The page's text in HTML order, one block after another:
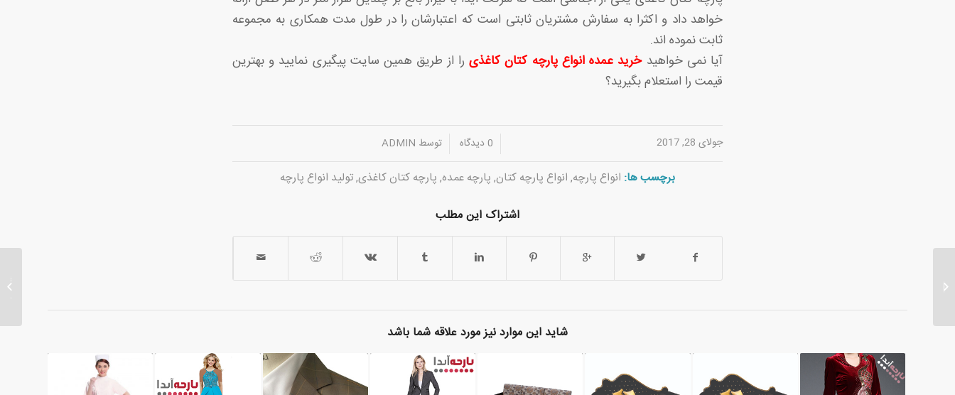
خواهد داد و اکثرا به سفارش مشتریان ثابتی است که اعتبارشان را در طول مدت همکاری به مجموعه
ثابت نموده اند.
آیا نمی خواهیدخرید عمده انواع پارچه کتان کاغذیرا از طریق همین سایت پیگیری نمایید و بهترین
قیمت را استعلام بگیرید؟
جولای 28, 2017 0 دیدگاه/ توسط ADMIN
برچسب ها: انواع پارچه, انواع پارچه کتان, پارچه عمده, پارچه کتان کاغذی,تولید انواع پارچه
اشتراک این مطلب
شاید این موارد نیز مورد علاقه شما باشد
مدل